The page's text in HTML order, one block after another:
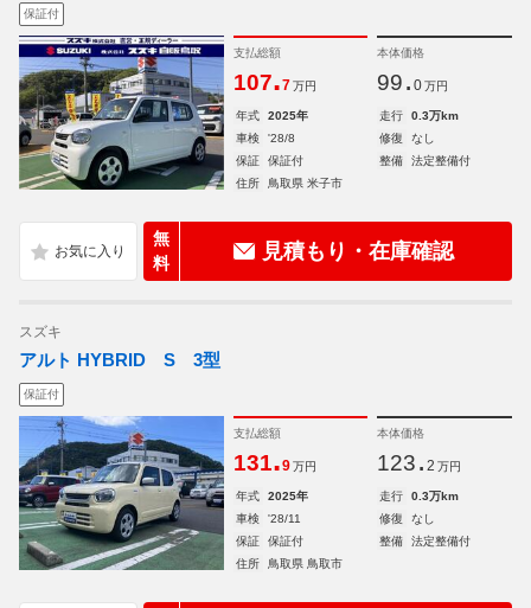
保証付
支払総額
107.7 万円
本体価格
99. 0 万円
年式 2025年 走行
0.3万km
車検
'28/8 修復
なし
保証
保証付 整備
法定整備付
住所
鳥取県 米子市
無
料
見積もり・在庫確認
スズキ
アルト HYBRID S 3型
保証付
支払総額
131.9 万円
本体価格
123. 2 万円
年式 2025年 走行
0.3万km
車検
'28/11 修復
なし
保証
保証付 整備
法定整備付
住所
鳥取県 鳥取市